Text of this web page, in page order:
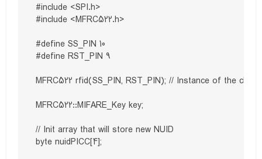
#include <SPI.h>
#include <MFRC522.h>
#define SS_PIN 10
#define RST_PIN 9
MFRC522 rfid(SS_PIN, RST_PIN); // Instance of the class
MFRC522::MIFARE_Key key;
// Init array that will store new NUID
byte nuidPICC[4];